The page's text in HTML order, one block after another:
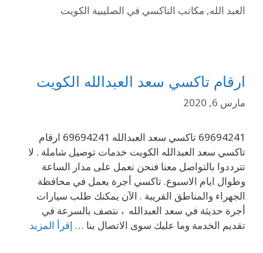
العبد الله, مكاتب التاكسي في الصليبية الكويت
ارقام تاكسي سعد العبدالله الكويت
مارس 6, 2020
69694241 تاكسي سعد العبدالله 69694241 ارقام
تاكسي سعد العبدالله الكويت خدمات توصيل شاملة . لا
تترددوا بالتواصل معنا فنحن نعمل على مدار الساعة
وطوال ايام الاسبوع. تاكسي أجرة يعمل في محافظة
الجهراء والمناطق القريبة . الآن يمكنك طلب سيارات
أجرة حديثة في سعد العبدالله ، نتصف بالسرعة في
تقديم الخدمة وما عليك سوى الاتصال بنا … إقرأ المزيد